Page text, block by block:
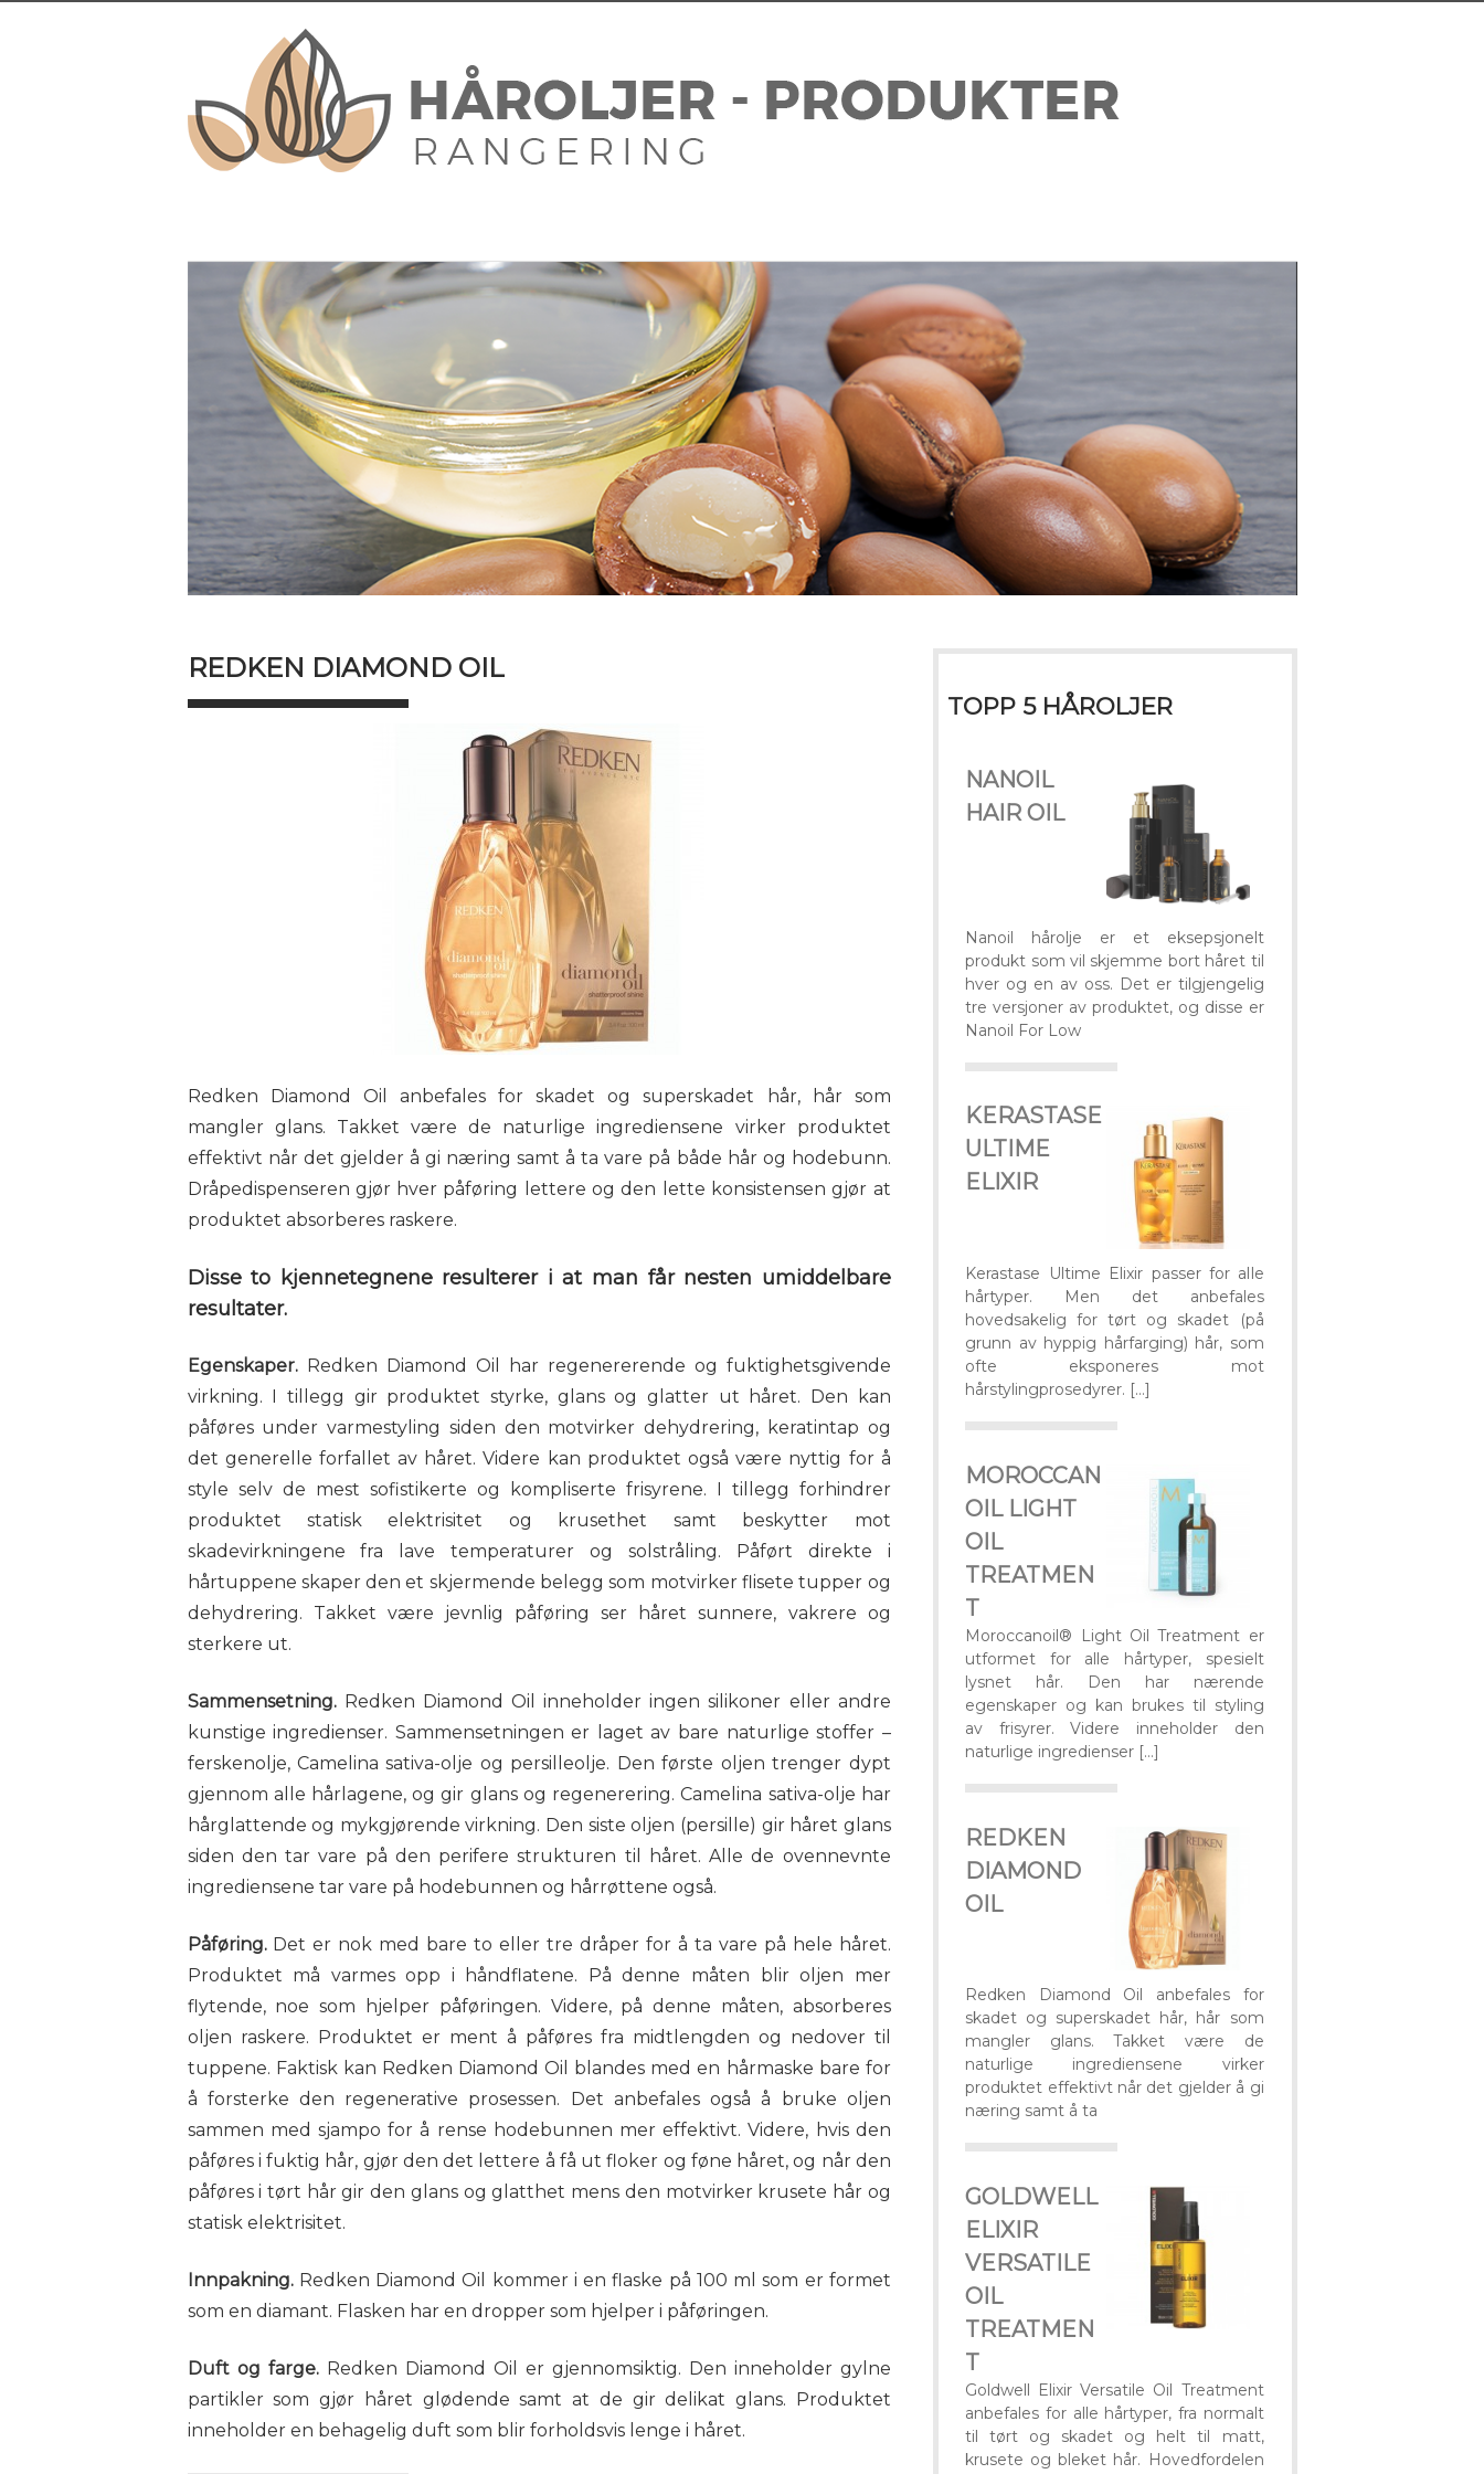
REDKEN DIAMOND OIL
Redken Diamond Oil anbefales for skadet og superskadet hår, hår som
mangler glans. Takket være de naturlige ingrediensene virker produktet
effektivt når det gjelder å gi næring samt å ta vare på både hår og hodebunn.
Dråpedispenseren gjør hver påføring lettere og den lette konsistensen gjør at
produktet absorberes raskere.
Disse to kjennetegnene resulterer i at man får nesten umiddelbare
resultater.
Egenskaper.Redken Diamond Oil har regenererende og fuktighetsgivende
virkning. I tillegg gir produktet styrke, glans og glatter ut håret. Den kan
påføres under varmestyling siden den motvirker dehydrering, keratintap og
det generelle forfallet av håret. Videre kan produktet også være nyttig for å
style selv de mest sofistikerte og kompliserte frisyrene. I tillegg forhindrer
produktet statisk elektrisitet og krusethet samt beskytter mot
skadevirkningene fra lave temperaturer og solstråling. Påført direkte i
hårtuppene skaper den et skjermende belegg som motvirker flisete tupper og
dehydrering. Takket være jevnlig påføring ser håret sunnere, vakrere og
sterkere ut.
Sammensetning.Redken Diamond Oil inneholder ingen silikoner eller andre
kunstige ingredienser. Sammensetningen er laget av bare naturlige stoffer –
ferskenolje, Camelina sativa-olje og persilleolje. Den første oljen trenger dypt
gjennom alle hårlagene, og gir glans og regenerering. Camelina sativa-olje har
hårglattende og mykgjørende virkning. Den siste oljen (persille) gir håret glans
siden den tar vare på den perifere strukturen til håret. Alle de ovennevnte
ingrediensene tar vare på hodebunnen og hårrøttene også.
Påføring.Det er nok med bare to eller tre dråper for å ta vare på hele håret.
Produktet må varmes opp i håndflatene. På denne måten blir oljen mer
flytende, noe som hjelper påføringen. Videre, på denne måten, absorberes
oljen raskere. Produktet er ment å påføres fra midtlengden og nedover til
tuppene. Faktisk kan Redken Diamond Oil blandes med en hårmaske bare for
å forsterke den regenerative prosessen. Det anbefales også å bruke oljen
sammen med sjampo for å rense hodebunnen mer effektivt. Videre, hvis den
påføres i fuktig hår, gjør den det lettere å få ut floker og føne håret, og når den
påføres i tørt hår gir den glans og glatthet mens den motvirker krusete hår og
statisk elektrisitet.
Innpakning.Redken Diamond Oil kommer i en flaske på 100 ml som er formet
som en diamant. Flasken har en dropper som hjelper i påføringen.
Duft og farge.Redken Diamond Oil er gjennomsiktig. Den inneholder gylne
partikler som gjør håret glødende samt at de gir delikat glans. Produktet
inneholder en behagelig duft som blir forholdsvis lenge i håret.
TOPP 5 HÅROLJER
NANOIL
HAIR OIL
Nanoil hårolje er et eksepsjonelt
produkt som vil skjemme bort håret til
hver og en av oss. Det er tilgjengelig
tre versjoner av produktet, og disse er
Nanoil For Low
KERASTASE
ULTIME
ELIXIR
Kerastase Ultime Elixir passer for alle
hårtyper. Men det anbefales
hovedsakelig for tørt og skadet (på
grunn av hyppig hårfarging) hår, som
ofte eksponeres mot
hårstylingprosedyrer. […]
MOROCCAN
OIL LIGHT
OIL
TREATMEN
T
Moroccanoil® Light Oil Treatment er
utformet for alle hårtyper, spesielt
lysnet hår. Den har nærende
egenskaper og kan brukes til styling
av frisyrer. Videre inneholder den
naturlige ingredienser […]
REDKEN
DIAMOND
OIL
Redken Diamond Oil anbefales for
skadet og superskadet hår, hår som
mangler glans. Takket være de
naturlige ingrediensene virker
produktet effektivt når det gjelder å gi
næring samt å ta
GOLDWELL
ELIXIR
VERSATILE
OIL
TREATMEN
T
Goldwell Elixir Versatile Oil Treatment
anbefales for alle hårtyper, fra normalt
til tørt og skadet og helt til matt,
krusete og bleket hår. Hovedfordelen